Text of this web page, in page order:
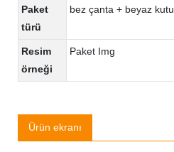
Paket
türü
bez çanta + beyaz kutu
Resim
örneği
Paket Img
Ürün ekranı